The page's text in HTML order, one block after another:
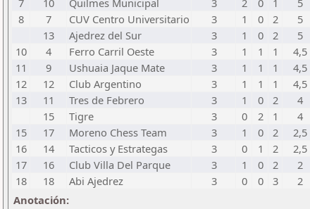
7
10 Quilmes Municipal 3 2 0 1 5
8
7 CUV Centro Universitario 3 1 0 2 5
13
Ajedrez del Sur 3 1 0 2 5
10
4 Ferro Carril Oeste 3 1 1 1 4,5
11
9 Ushuaia Jaque Mate 3 1 1 1 4,5
12
12 Club Argentino 3 1 1 1 4,5
13
11 Tres de Febrero 3 1 0 2 4
15
Tigre 3 0 2 1 4
15
17 Moreno Chess Team 3 1 0 2 2,5
16
14 Tacticos y Estrategas 3 0 1 2 2,5
17
16 Club Villa Del Parque 3 1 0 2 2
18
18 Abi Ajedrez 3 0 0 3 2
Anotación: